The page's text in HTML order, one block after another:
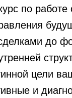
по работе
до
цели
и